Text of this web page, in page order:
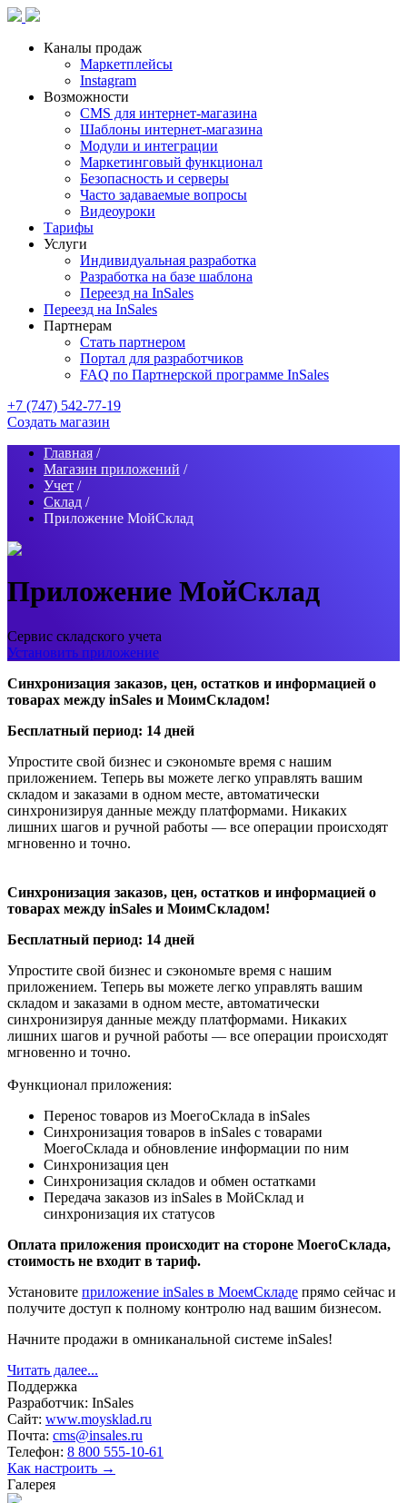
Каналы продаж
Маркетплейсы
Instagram
Возможности
CMS для интернет-магазина
Шаблоны интернет-магазина
Модули и интеграции
Маркетинговый функционал
Безопасность и серверы
Часто задаваемые вопросы
Видеоуроки
Тарифы
Услуги
Индивидуальная разработка
Разработка на базе шаблона
Переезд на InSales
Переезд на InSales
Партнерам
Стать партнером
Портал для разработчиков
FAQ по Партнерской программе InSales
+7 (747) 542-77-19
Создать магазин
Главная /
Магазин приложений /
Учет /
Склад /
Приложение МойСклад
Приложение МойСклад
Сервис складского учета
Установить приложение
Синхронизация заказов, цен, остатков и информацией о
товарах между inSales и МоимСкладом!
Бесплатный период: 14 дней
Упростите свой бизнес и сэкономьте время с нашим
приложением. Теперь вы можете легко управлять вашим
складом и заказами в одном месте, автоматически
синхронизируя данные между платформами. Никаких
лишних шагов и ручной работы — все операции происходят
мгновенно и точно.
Перенос товаров из МоегоСклада в
МоегоСклада и обновление информации по ним
Синхронизация складов и обмен остатками
Передача заказов из inSales в МойСклад и
синхронизация их статусов
Оплата приложения происходит на стороне МоегоСклада,
стоимость не входит в тариф.
Установитеприложение inSales в МоемСкладе
Начните продажи в омниканальной системе inSales!
Синхронизация заказов, цен, остатков и информацией о
товарах между inSales и МоимСкладом!
Бесплатный период: 14 дней
Упростите свой бизнес и сэкономьте время с нашим
приложением. Теперь вы можете легко управлять вашим
складом и заказами в одном месте, автоматически
синхронизируя данные между платформами. Никаких
лишних шагов и ручной работы — все операции происходят
мгновенно и точно.
Функционал приложения:
Перенос товаров из МоегоСклада в inSales
Синхронизация товаров в inSales с товарами
МоегоСклада и обновление информации по ним
Синхронизация цен
Синхронизация складов и обмен остатками
Передача заказов из inSales в МойСклад и
синхронизация их статусов
Оплата приложения происходит на стороне МоегоСклада,
стоимость не входит в тариф.
Установите приложение inSales в МоемСкладе прямо сейчас и
получите доступ к полному контролю над вашим бизнесом.
Начните продажи в омниканальной системе inSales!
Читать далее...
Поддержка
Разработчик: InSales
Сайт: www.moysklad.ru
Почта: cms@insales.ru
Телефон: 8 800 555-10-61
Как настроить →
Галерея